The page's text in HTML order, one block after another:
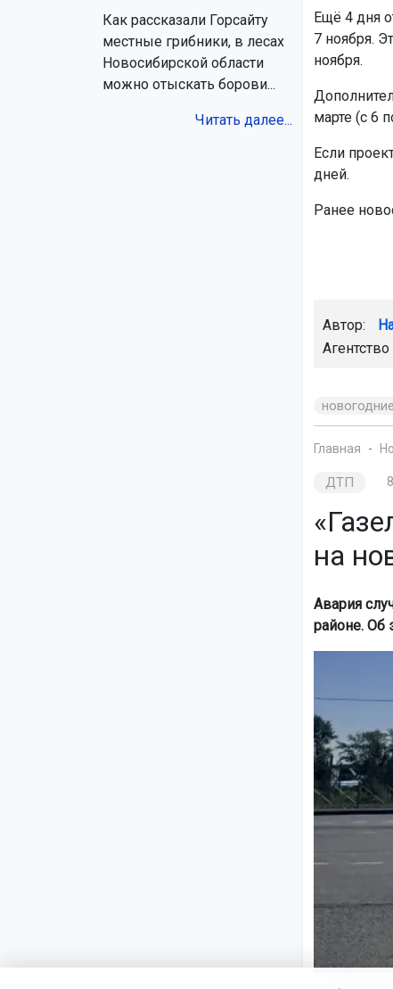
Как рассказали Горсайту
местные грибники, в лесах
Новосибирской области
можно отыскать борови...
Читать далее...
Ещё 4 дня
7 ноября.
ноября.
марте (с 6
Если
дней.
Ранее
Автор:
Главная
ДТП
на
Авария
районе. Об